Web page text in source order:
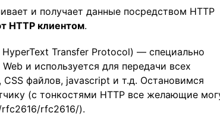
и получает данные посредством HTTP
HTTP клиентом.
HyperText Transfer Protocol) — специально
и используется для передачи всех
файлов, javascript и т.д. Остановимся
(с тонкостями HTTP все желающие
rfc2616/).